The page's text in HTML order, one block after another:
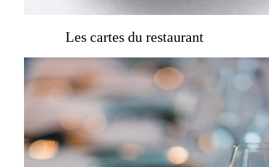
Les cartes du restaurant